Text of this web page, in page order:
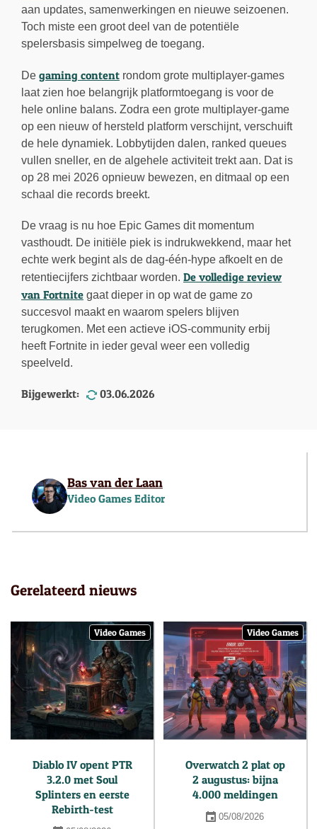
aan updates, samenwerkingen en nieuwe seizoenen.
Toch miste een groot deel van de potentiële
spelersbasis simpelweg de toegang.
De gaming content rondom grote multiplayer-games
laat zien hoe belangrijk platformtoegang is voor de
hele online balans. Zodra een grote multiplayer-game
op een nieuw of hersteld platform verschijnt, verschuift
de hele dynamiek. Lobbytijden dalen, ranked queues
vullen sneller, en de algehele activiteit trekt aan. Dat is
op 28 mei 2026 opnieuw bewezen, en ditmaal op een
schaal die records breekt.
De vraag is nu hoe Epic Games dit momentum
vasthoudt. De initiële piek is indrukwekkend, maar het
echte werk begint als de dag-één-hype afkoelt en de
retentiecijfers zichtbaar worden. De volledige review
van Fortnite gaat dieper in op wat de game zo
succesvol maakt en waarom spelers blijven
terugkomen. Met een actieve iOS-community erbij
heeft Fortnite in ieder geval weer een volledig
speelveld.
Bijgewerkt: 03.06.2026
Bas van der Laan
Video Games Editor
Gerelateerd nieuws
Video Games
Diablo IV opent PTR
3.2.0 met Soul
Splinters en eerste
Rebirth-test
Video Games
Overwatch 2 plat op
2 augustus: bijna
4.000 meldingen
05/08/2026